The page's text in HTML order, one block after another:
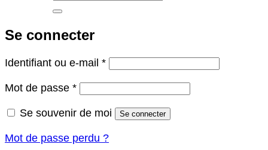
pour :
Se connecter
Identifiant ou e-mail *Obligatoire
Mot de passe *Obligatoire
Se souvenir de moi Se connecter
Mot de passe perdu ?